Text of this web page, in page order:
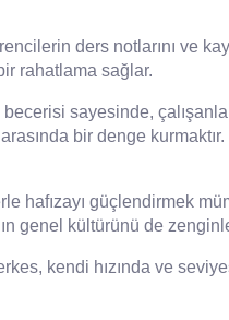
ders notlarını ve
rahatlama sağlar.
becerisi sayesinde,
bir denge
hafızayı güçlendirmek
genel kültürünü de
kendi hızında ve